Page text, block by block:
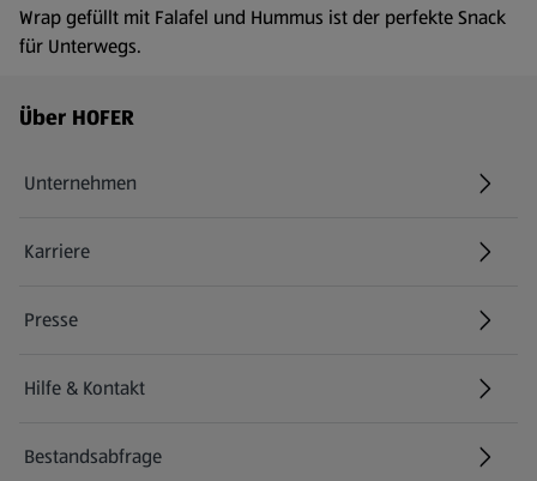
Wrap gefüllt mit Falafel und Hummus ist der perfekte Snack
für Unterwegs.
Fußzeilenmenü - weitere Links
Über HOFER
Unternehmen
Karriere
(öffnet in einem neuen Tab)
Presse
Hilfe & Kontakt
(öffnet in einem neuen Tab)
Bestandsabfrage
(öffnet in einem neuen Tab)